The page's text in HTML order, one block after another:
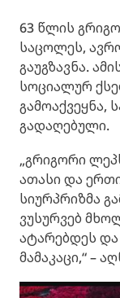
63 წლის
საცოლეს,
გაუგზავნა.
სოციალურ
გამოაქვეყნა,
გადაღებული.
„გრიგორი
ათასი და
სიურპრიზმა
ვუსურვებ
ატარებდეს
მამაკაცი,“ –